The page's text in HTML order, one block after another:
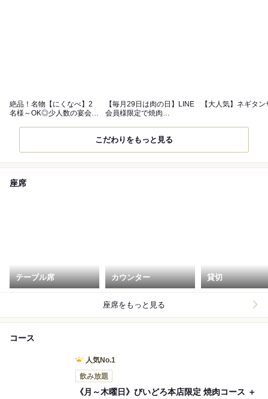
絶品！名物【にくなべ】2
名様～OK◎少人数の宴会に
【毎月29日は肉の日】LINE
会員様限定で焼肉
【大人気】ネギタ
こだわりをもっと見る
座席
テーブル席 カウンター 貸切
座席をもっと見る
コース
人気No.1
飲み放題
《月～木曜日》びいどろ本店限定 焼肉コース ＋